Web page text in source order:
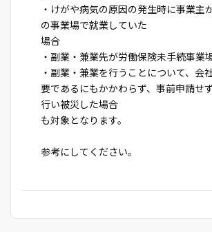
・けがや病気の原因の発生時に事業主
の事業場で就業していた
場合
・副業・兼業先が労働保険未手続事業
・副業・兼業を行うことについて、会
要であるにもかかわらず、事前申請せ
行い被災した場合
も対象となります。
参考にしてください。